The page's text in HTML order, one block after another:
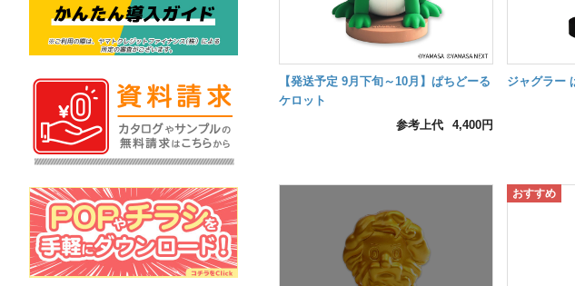
【発送予定 9月下旬～10月】ぱちどーる
ケロット
参考上代
4,400円
ジャグラー